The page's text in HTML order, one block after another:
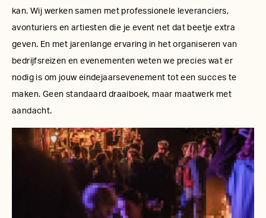
kan. Wij werken samen met professionele leveranciers,
avonturiers en artiesten die je event net dat beetje extra
geven. En met jarenlange ervaring in het organiseren van
bedrijfsreizen en evenementen weten we precies wat er
nodig is om jouw eindejaarsevenement tot een succes te
maken. Geen standaard draaiboek, maar maatwerk met
aandacht.